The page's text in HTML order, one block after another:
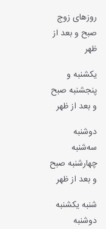
روزهای زوج
صبح و بعد از
ظهر
یکشنبه و
پنجشنبه صبح
و بعد از ظهر
دوشنبه
سه‌شنبه
چهارشنبه صبح
و بعد از ظهر
شنبه یکشنبه
دوشنبه